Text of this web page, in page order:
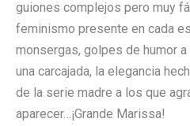
guiones complejos pero muy
feminismo presente en cada
monsergas, golpes de humor
una carcajada, la elegancia
de la serie madre a los que
aparecer…¡Grande Marissa!